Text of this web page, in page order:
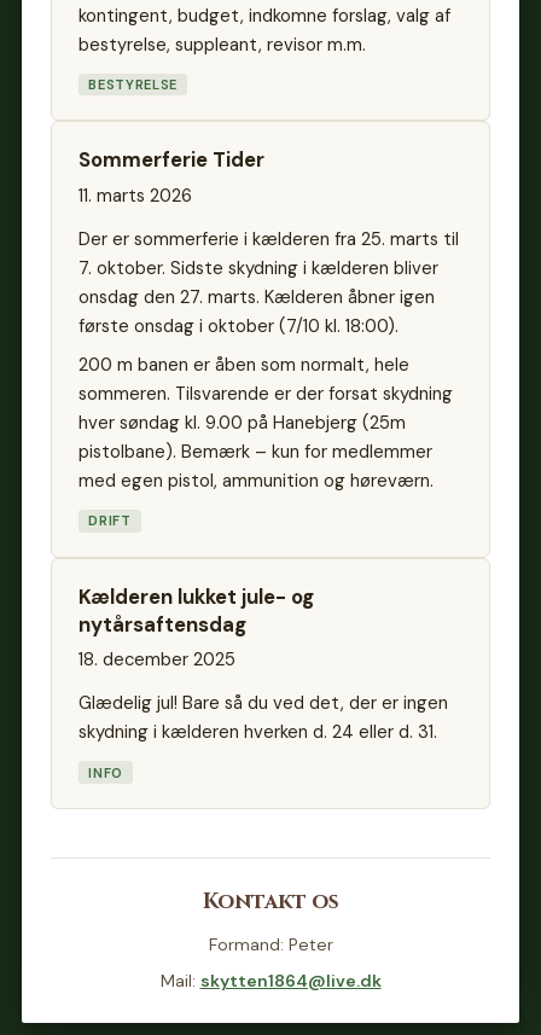
kontingent, budget, indkomne forslag, valg af
bestyrelse, suppleant, revisor m.m.
BESTYRELSE
Sommerferie Tider
11. marts 2026
Der er sommerferie i kælderen fra 25. marts til
7. oktober. Sidste skydning i kælderen bliver
onsdag den 27. marts. Kælderen åbner igen
første onsdag i oktober (7/10 kl. 18:00).
200 m banen er åben som normalt, hele
sommeren. Tilsvarende er der forsat skydning
hver søndag kl. 9.00 på Hanebjerg (25m
pistolbane). Bemærk – kun for medlemmer
med egen pistol, ammunition og høreværn.
DRIFT
Kælderen lukket jule- og
nytårsaftensdag
18. december 2025
Glædelig jul! Bare så du ved det, der er ingen
skydning i kælderen hverken d. 24 eller d. 31.
INFO
Kontakt os
Formand: Peter
Mail: skytten1864@live.dk